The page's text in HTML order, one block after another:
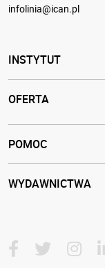
infolinia@ican.pl
INSTYTUT
OFERTA
POMOC
WYDAWNICTWA